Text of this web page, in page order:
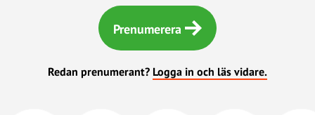
Prenumerera
Redan prenumerant? Logga in och läs vidare.